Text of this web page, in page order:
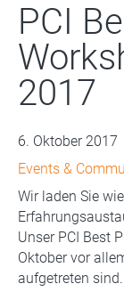
PCI
2017
6. Oktober 2017
Events &
Wir laden Sie
Unser PCI Best
Oktober vor
aufgetreten sind.